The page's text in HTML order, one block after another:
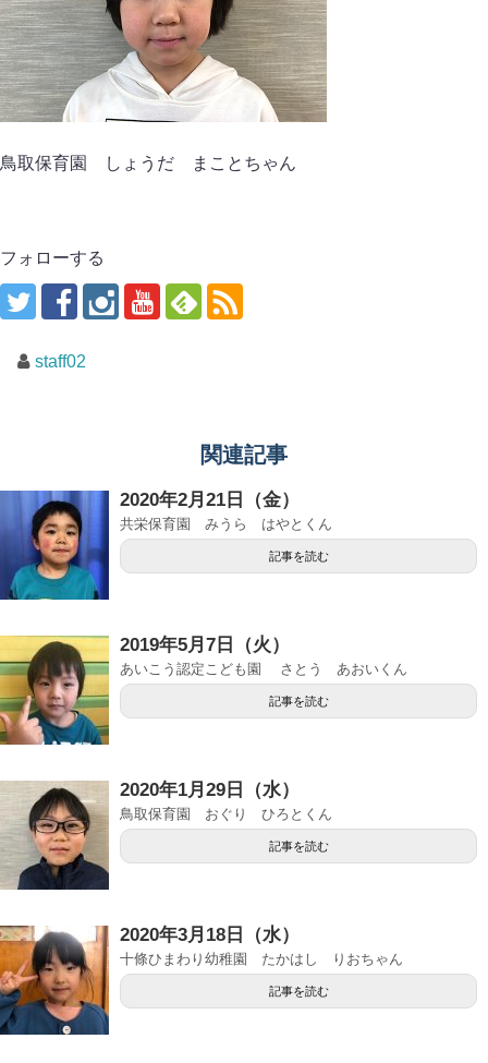
鳥取保育園 しょうだ まことちゃん
フォローする
staff02
関連記事
2020年2月21日（金）
共栄保育園 みうら はやとくん
記事を読む
2019年5月7日（火）
あいこう認定こども園 さとう あおいくん
記事を読む
2020年1月29日（水）
鳥取保育園 おぐり ひろとくん
記事を読む
2020年3月18日（水）
十條ひまわり幼稚園 たかはし りおちゃん
記事を読む